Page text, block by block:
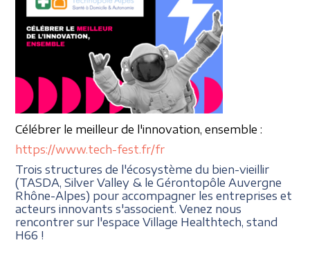
Célébrer le meilleurde l'innovation, ensemble :
https://www.tech-fest.fr/fr
Trois structures de l'écosystème du bien-vieillir
(TASDA, Silver Valley & le Gérontopôle Auvergne
Rhône-Alpes) pour accompagner les entreprises et
acteurs innovants s'associent. Venez nous
rencontrer sur l'espace Village Healthtech, stand
H66 !